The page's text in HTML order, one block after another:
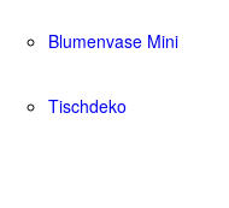
Blumenvase Mini
Tischdeko